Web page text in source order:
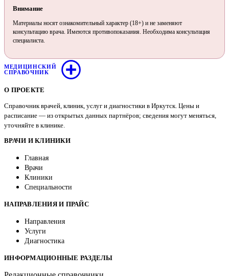
Внимание
Материалы носят ознакомительный характер (18+) и не заменяют
консультацию врача. Имеются противопоказания. Необходима консультация
специалиста.
МЕДИЦИНСКИЙ
СПРАВОЧНИК
О ПРОЕКТЕ
Справочник врачей, клиник, услуг и диагностики в Иркутск. Цены и
расписание — из открытых данных партнёров; сведения могут меняться,
уточняйте в клинике.
ВРАЧИ И КЛИНИКИ
Главная
Врачи
Клиники
Специальности
НАПРАВЛЕНИЯ И ПРАЙС
Направления
Услуги
Диагностика
ИНФОРМАЦИОННЫЕ РАЗДЕЛЫ